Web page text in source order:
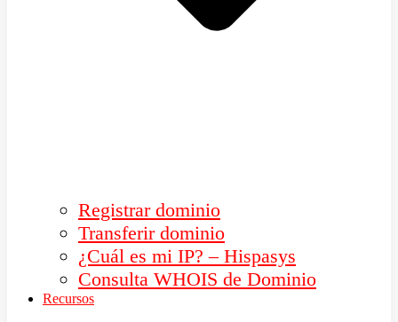
Registrar dominio
Transferir dominio
¿Cuál es mi IP? – Hispasys
Consulta WHOIS de Dominio
Recursos